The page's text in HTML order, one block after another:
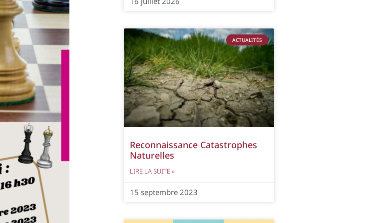
ACTUALITÉS
Reconnaissance Catastrophes
Naturelles
LIRE LA SUITE »
15 septembre 2023